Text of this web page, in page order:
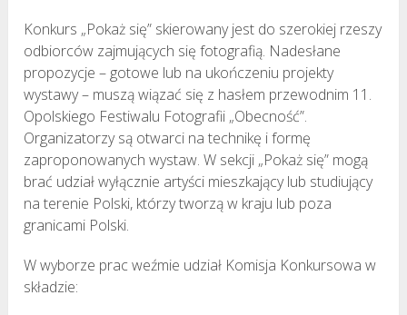
Konkurs „Pokaż się” skierowany jest do szerokiej rzeszy
odbiorców zajmujących się fotografią. Nadesłane
propozycje – gotowe lub na ukończeniu projekty
wystawy – muszą wiązać się z hasłem przewodnim 11.
Opolskiego Festiwalu Fotografii „Obecność”.
Organizatorzy są otwarci na technikę i formę
zaproponowanych wystaw. W sekcji „Pokaż się” mogą
brać udział wyłącznie artyści mieszkający lub studiujący
na terenie Polski, którzy tworzą w kraju lub poza
granicami Polski.
W wyborze prac weźmie udział Komisja Konkursowa w
składzie: